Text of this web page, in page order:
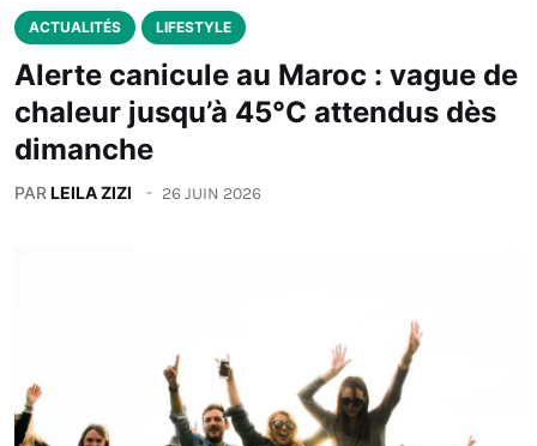
ACTUALITÉS LIFESTYLE
Alerte canicule au Maroc : vague de
chaleur jusqu’à 45°C attendus dès
dimanche
PARLEILA ZIZI 26 JUIN 2026